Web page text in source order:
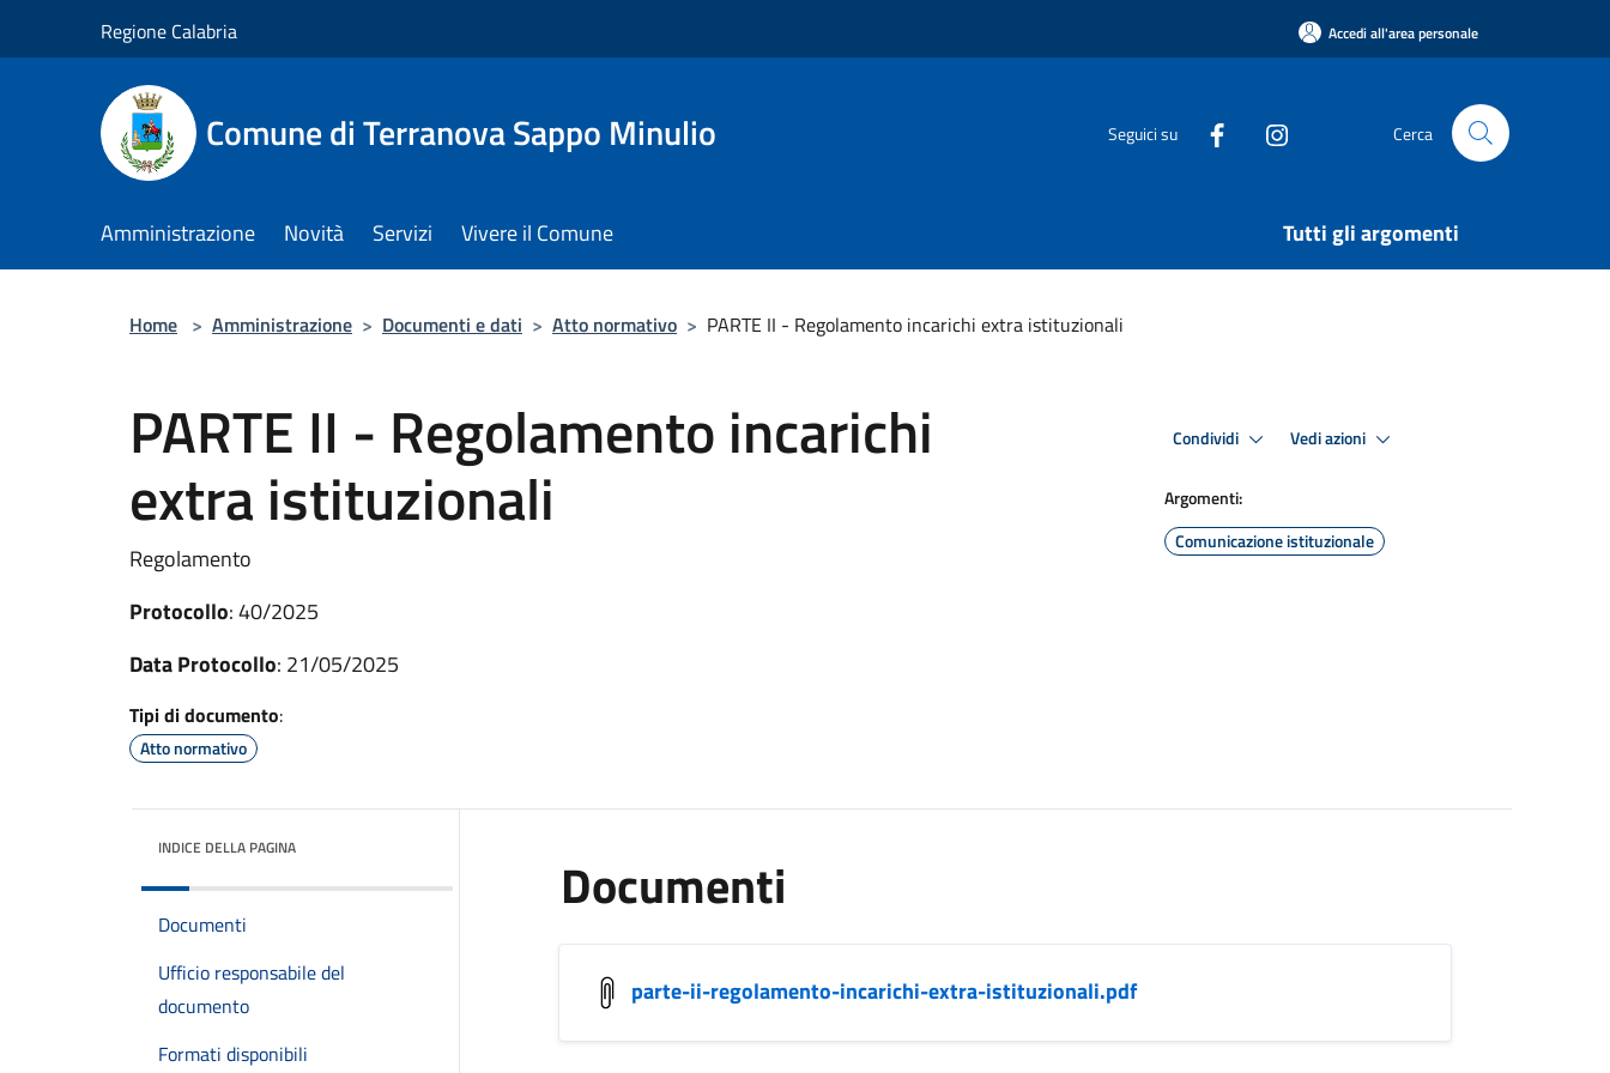
Regione Calabria Accedi all'area personale
Comune di Terranova Sappo Minulio Seguici su Cerca
Amministrazione Novità Servizi Vivere il Comune Tutti gli argomenti
Home > Amministrazione > Documenti e dati > Atto normativo > PARTE II - Regolamento incarichi extra istituzionali
PARTE II - Regolamento incarichi
extra istituzionali
Regolamento
Protocollo: 40/2025
Data Protocollo: 21/05/2025
Tipi di documento:
Atto normativo
Condividi Vedi azioni
Argomenti:
Comunicazione istituzionale
INDICE DELLA PAGINA
Documenti
Ufficio responsabile del
documento
Formati disponibili
Documenti
parte-ii-regolamento-incarichi-extra-istituzionali.pdf